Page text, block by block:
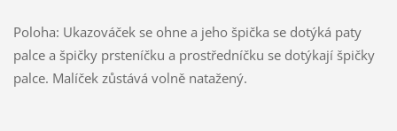
Poloha: Ukazováček se ohne a jeho špička se dotýká paty
palce a špičky prsteníčku a prostředníčku se dotýkají špičky
palce. Malíček zůstává volně natažený.